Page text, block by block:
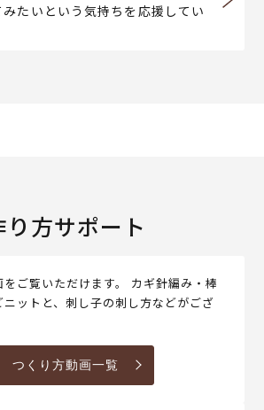
たいという気持ちを応援してい
り方サポート
ご覧いただけます。 カギ針編み・棒
ットと、刺し子の刺し方などがござ
つくり方動画一覧